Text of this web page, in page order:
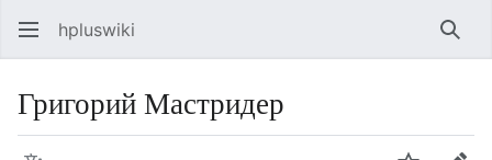
hpluswiki
Григорий Мастридер